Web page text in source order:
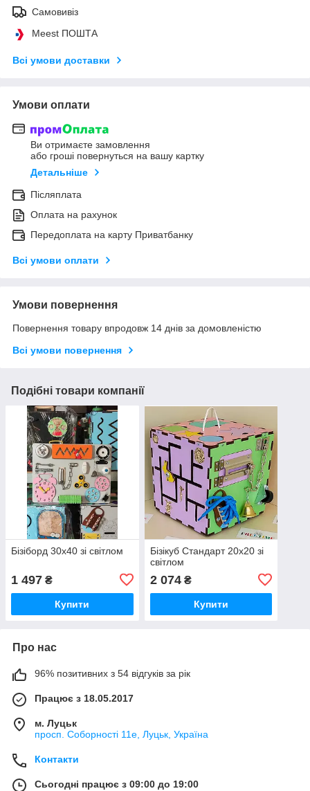
Самовивіз
Meest ПОШТА
Всі умови доставки
Умови оплати
Ви отримаєте замовлення
або гроші повернуться на вашу картку
Детальніше
Післяплата
Оплата на рахунок
Передоплата на карту Приватбанку
Всі умови оплати
Умови повернення
Повернення товару впродовж 14 днів за домовленістю
Всі умови повернення
Подібні товари компанії
Бізіборд 30х40 зі світлом
1 497 ₴
Купити
Бізікуб Стандарт 20х20 зі
світлом
2 074₴
Купити
Про нас
96% позитивних з 54 відгуків за рік
Працює з 18.05.2017
м. Луцьк
просп. Соборності 11е, Луцьк, Україна
Контакти
Сьогодні працює з 09:00 до 19:00